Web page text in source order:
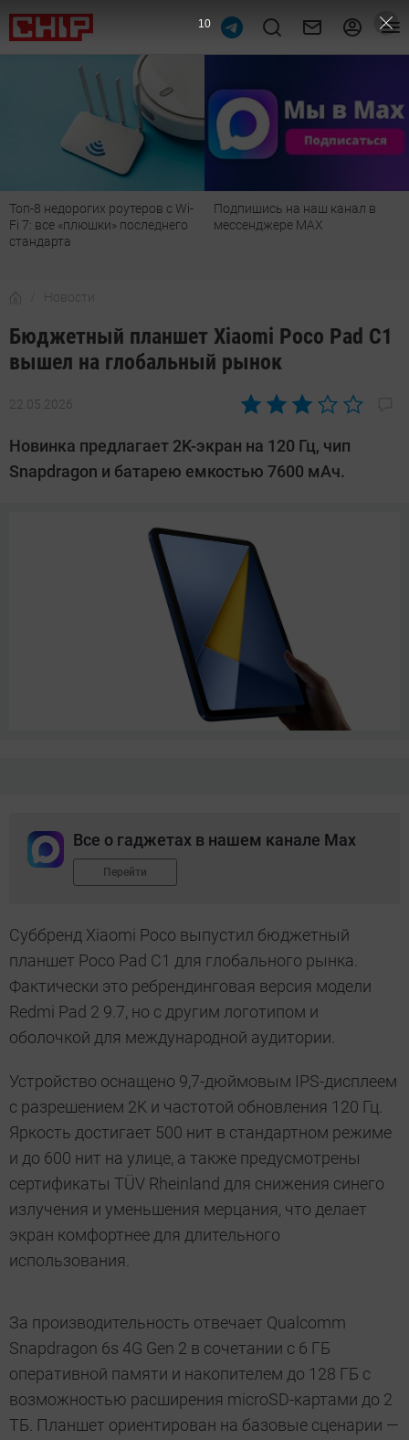
Топ-8 недорогих роутеров с Wi-
Fi 7: все «плюшки» последнего
стандарта
Подпишись на наш канал в
мессенджере МАХ
Новости
Бюджетный планшет Xiaomi Poco Pad C1
вышел на глобальный рынок
22.05.2026
Автор:
Довлатова
Новинка предлагает 2K-экран на 120 Гц, чип
Snapdragon и батарею емкостью 7600 мАч.
Все о гаджетах в нашем канале Max
Перейти
Суббренд Xiaomi Poco выпустил бюджетный
планшет Poco Pad C1 для глобального рынка.
Фактически это ребрендинговая версия модели
Redmi Pad 2 9.7, но с другим логотипом и
оболочкой для международной аудитории.
Устройство оснащено 9,7-дюймовым IPS-дисплеем
с разрешением 2K и частотой обновления 120 Гц.
Яркость достигает 500 нит в стандартном режиме
и до 600 нит на улице, а также предусмотрены
сертификаты TÜV Rheinland для снижения синего
излучения и уменьшения мерцания, что делает
экран комфортнее для длительного
использования.
За производительность отвечает Qualcomm
Snapdragon 6s 4G Gen 2 в сочетании с 6 ГБ
оперативной памяти и накопителем до 128 ГБ с
возможностью расширения microSD-картами до 2
ТБ. Планшет ориентирован на базовые сценарии —
9